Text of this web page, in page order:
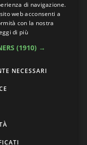
“virale”
di Instagram
per la mostra
al mondo
di navigazione.
web acconsenti a
con la nostra
di più
(1910) →
NECESSARI